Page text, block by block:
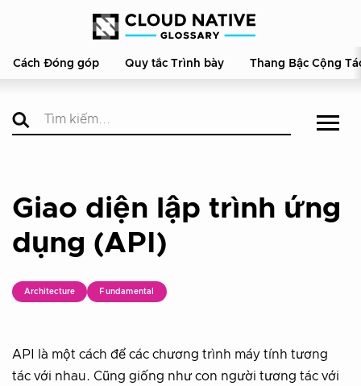
Cách Đóng góp Quy tắc Trình bày Thang Bậc Cộng
Giao diện lập trình ứng
dụng (API)
Architecture Fundamental
API là một cách để các chương trình máy tính tương
tác với nhau. Cũng giống như con người tương tác với